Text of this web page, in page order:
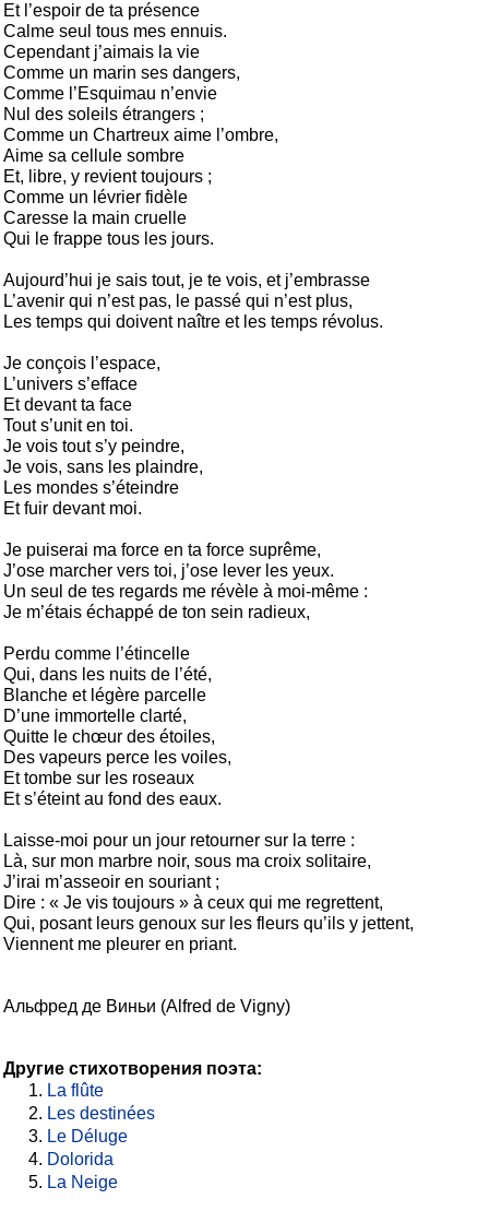
Et l’espoir de ta présence
Calme seul tous mes ennuis.
Cependant j’aimais la vie
Comme un marin ses dangers,
Comme l’Esquimau n’envie
Nul des soleils étrangers ;
Comme un Chartreux aime l’ombre,
Aime sa cellule sombre
Et, libre, y revient toujours ;
Comme un lévrier fidèle
Caresse la main cruelle
Qui le frappe tous les jours.
Aujourd’hui je sais tout, je te vois, et j’embrasse
L’avenir qui n’est pas, le passé qui n’est plus,
Les temps qui doivent naître et les temps révolus.
Je conçois l’espace,
L’univers s’efface
Et devant ta face
Tout s’unit en toi.
Je vois tout s’y peindre,
Je vois, sans les plaindre,
Les mondes s’éteindre
Et fuir devant moi.
Je puiserai ma force en ta force suprême,
J’ose marcher vers toi, j’ose lever les yeux.
Un seul de tes regards me révèle à moi-même :
Je m’étais échappé de ton sein radieux,
Perdu comme l’étincelle
Qui, dans les nuits de l’été,
Blanche et légère parcelle
D’une immortelle clarté,
Quitte le chœur des étoiles,
Des vapeurs perce les voiles,
Et tombe sur les roseaux
Et s’éteint au fond des eaux.
Laisse-moi pour un jour retourner sur la terre :
Là, sur mon marbre noir, sous ma croix solitaire,
J’irai m’asseoir en souriant ;
Dire : « Je vis toujours » à ceux qui me regrettent,
Qui, posant leurs genoux sur les fleurs qu’ils y jettent,
Viennent me pleurer en priant.
Альфред де Виньи (Alfred de Vigny)
Другие стихотворения поэта:
La flûte
Les destinées
Le Déluge
Dolorida
La Neige